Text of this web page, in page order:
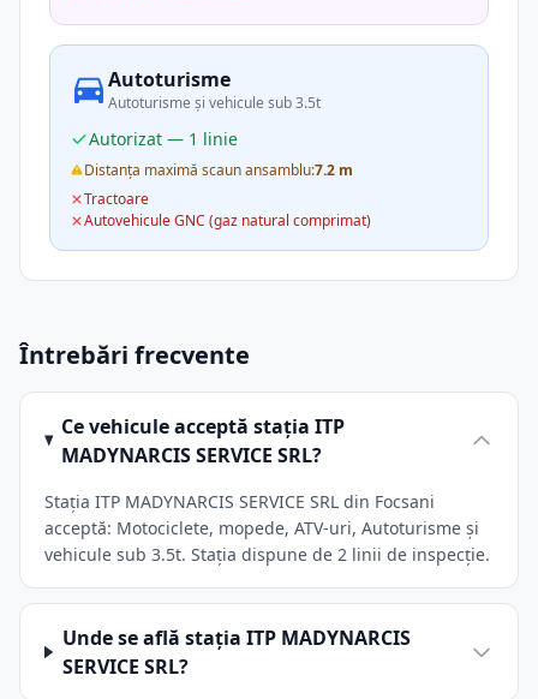
Autoturisme
Autoturisme și vehicule sub 3.5t
Autorizat — 1 linie
Distanța maximă scaun ansamblu:7.2 m
Tractoare
Autovehicule GNC (gaz natural comprimat)
Întrebări frecvente
Ce vehicule acceptă stația ITP
MADYNARCIS SERVICE SRL?
Stația ITP MADYNARCIS SERVICE SRL din Focsani
acceptă: Motociclete, mopede, ATV-uri, Autoturisme și
vehicule sub 3.5t. Stația dispune de 2 linii de inspecție.
Unde se află stația ITP MADYNARCIS
SERVICE SRL?